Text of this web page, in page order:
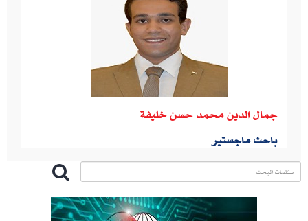
جمال الدين محمد حسن خليفة
باحث ماجستير